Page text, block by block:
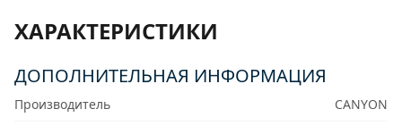
ХАРАКТЕРИСТИКИ
ДОПОЛНИТЕЛЬНАЯ ИНФОРМАЦИЯ
Производитель CANYON